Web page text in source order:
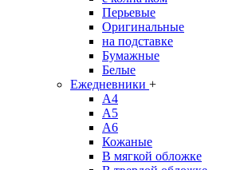
Перьевые
Оригинальные
на подставке
Бумажные
Белые
Ежедневники +
A4
A5
A6
Кожаные
В мягкой обложке